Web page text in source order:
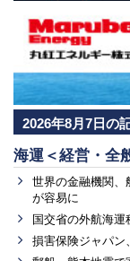
2026年8月7日の
海運＜経営・全
世界の金融機関、
が容易に
国交省の外航海
損害保険ジャパン